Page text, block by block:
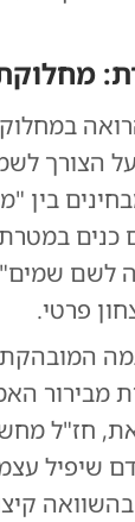
הצורך
בין
לשם שמים"
פרטי.
מבירור
חז"ל
שיפיל